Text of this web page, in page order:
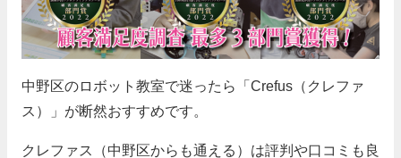
中野区のロボット教室で迷ったら「Crefus（クレファ
ス）」が断然おすすめです。
クレファス（中野区からも通える）は評判や口コミも良